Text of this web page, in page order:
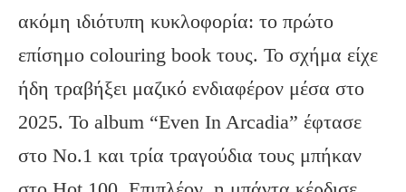
ακόμη ιδιότυπη κυκλοφορία: το πρώτο
επίσημο colouring book τους. Το σχήμα είχε
ήδη τραβήξει μαζικό ενδιαφέρον μέσα στο
2025. Το album “Even In Arcadia” έφτασε
στο No.1 και τρία τραγούδια τους μπήκαν